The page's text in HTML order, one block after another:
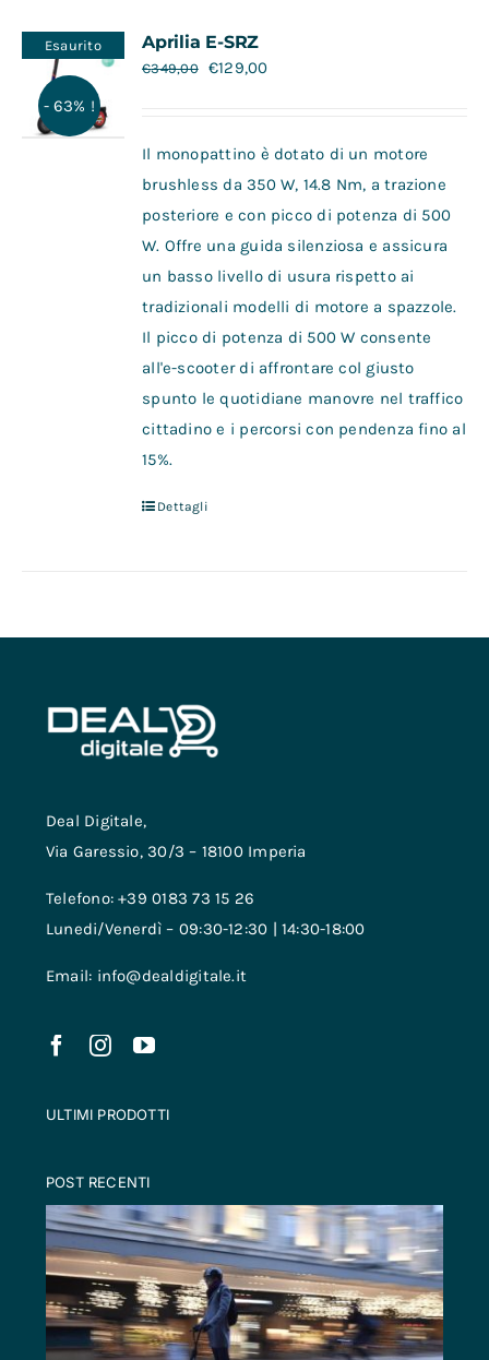
Contatti
Esaurito
- 63% !
Aprilia E-SRZ
€349,00 €129,00
Il monopattino è dotato di un motore
brushless da 350 W, 14.8 Nm, a trazione
posteriore e con picco di potenza di 500
W. Offre una guida silenziosa e assicura
un basso livello di usura rispetto ai
tradizionali modelli di motore a spazzole.
Il picco di potenza di 500 W consente
all'e-scooter di affrontare col giusto
spunto le quotidiane manovre nel traffico
cittadino e i percorsi con pendenza fino al
15%.
Dettagli
Deal Digitale,
Via Garessio, 30/3 – 18100 Imperia
Telefono: +39 0183 73 15 26
Lunedi/Venerdì – 09:30-12:30 | 14:30-18:00
Email: info@dealdigitale.it
ULTIMI PRODOTTI
POST RECENTI